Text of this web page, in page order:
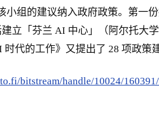
组的建议纳入政府政策。第一
立「芬兰 AI 中心」（阿尔托
代的工作》又提出了 28 项政
bitstream/handle/10024/